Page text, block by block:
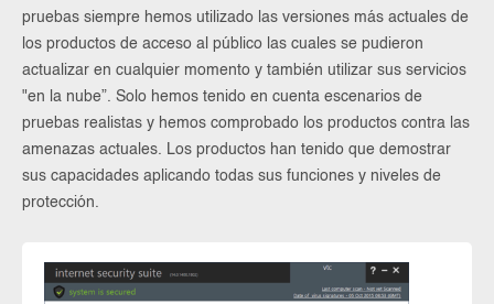
pruebas siempre hemos utilizado las versiones más actuales de
los productos de acceso al público las cuales se pudieron
actualizar en cualquier momento y también utilizar sus servicios
"en la nube”. Solo hemos tenido en cuenta escenarios de
pruebas realistas y hemos comprobado los productos contra las
amenazas actuales. Los productos han tenido que demostrar
sus capacidades aplicando todas sus funciones y niveles de
protección.